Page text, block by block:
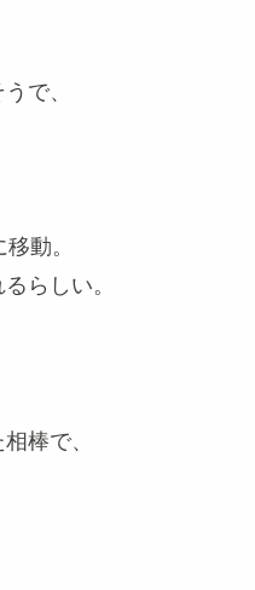
で、
動。
らしい。
棒で、